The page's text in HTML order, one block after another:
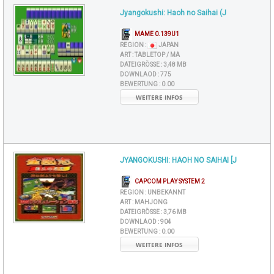
Jyangokushi: Haoh no Saihai (J
MAME 0.139U1
REGION :
JAPAN
ART :TABLETOP / MA
DATEIGRÖSSE : 3,48 MB
DOWNLAOD :775
BEWERTUNG : 0.00
WEITERE INFOS
JYANGOKUSHI: HAOH NO SAIHAI [J
CAPCOM PLAY SYSTEM 2
REGION : UNBEKANNT
ART : MAHJONG
DATEIGRÖSSE : 3,76 MB
DOWNLAOD :904
BEWERTUNG : 0.00
WEITERE INFOS